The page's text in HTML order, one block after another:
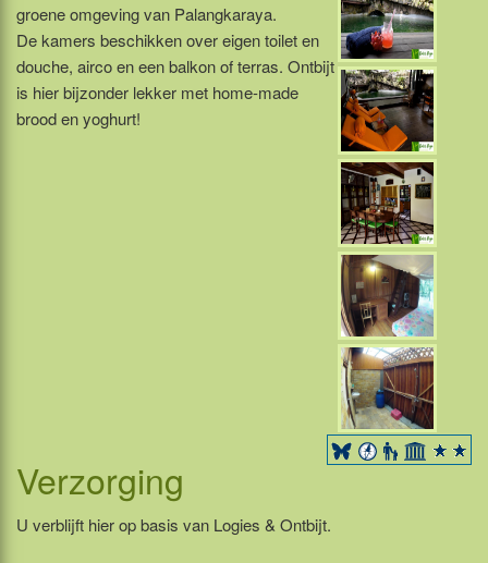
groene omgeving van Palangkaraya.
De kamers beschikken over eigen toilet en
douche, airco en een balkon of terras. Ontbijt
is hier bijzonder lekker met home-made
brood en yoghurt!
Verzorging
U verblijft hier op basis van Logies & Ontbijt.